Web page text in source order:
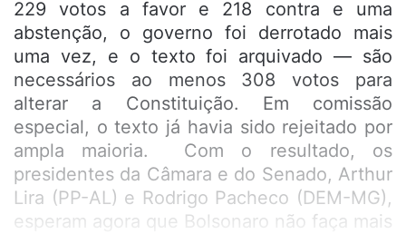
229 votos a favor e 218 contra e uma
abstenção, o governo foi derrotado mais
uma vez, e o texto foi arquivado — são
necessários ao menos 308 votos para
alterar a Constituição. Em comissão
especial, o texto já havia sido rejeitado por
ampla maioria. Com o resultado, os
presidentes da Câmara e do Senado, Arthur
Lira (PP-AL) e Rodrigo Pacheco (DEM-MG),
esperam agora que Bolsonaro não faça mais